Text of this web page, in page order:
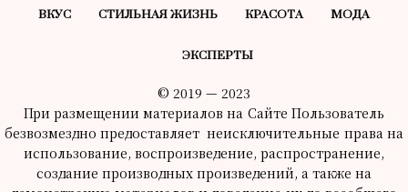
ВКУС СТИЛЬНАЯ ЖИЗНЬ КРАСОТA МОДА
ЭКСПЕРТЫ
© 2019 — 2023
При размещении материалов на Сайте Пользователь
безвозмездно предоставляет неисключительные права на
использование, воспроизведение, распространение,
создание производных произведений, а также на